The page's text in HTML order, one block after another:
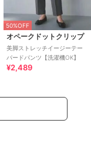
50%OFF
オペークドットクリップ
美脚ストレッチイージーテー
パードパンツ【洗濯機OK】
¥2,489